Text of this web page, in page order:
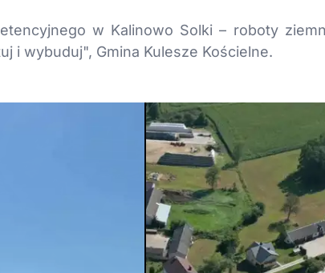
w Kalinowo Solki – roboty
i wybuduj", Gmina Kulesze Kościelne.